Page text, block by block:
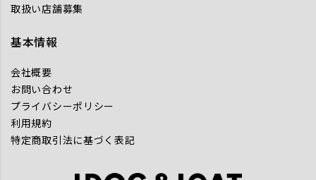
取扱い店舗募集
基本情報
会社概要
お問い合わせ
プライバシーポリシー
利用規約
特定商取引法に基づく表記